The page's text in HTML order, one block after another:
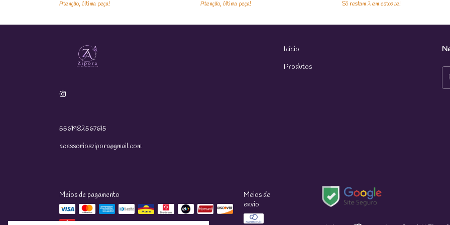
Atenção, última peça!
Atenção, última peça!
Só restam2em estoque!
5561982567615
acessorioszipora@gmail.com
Início
Produtos
Meios de pagamento
Meios de
envio